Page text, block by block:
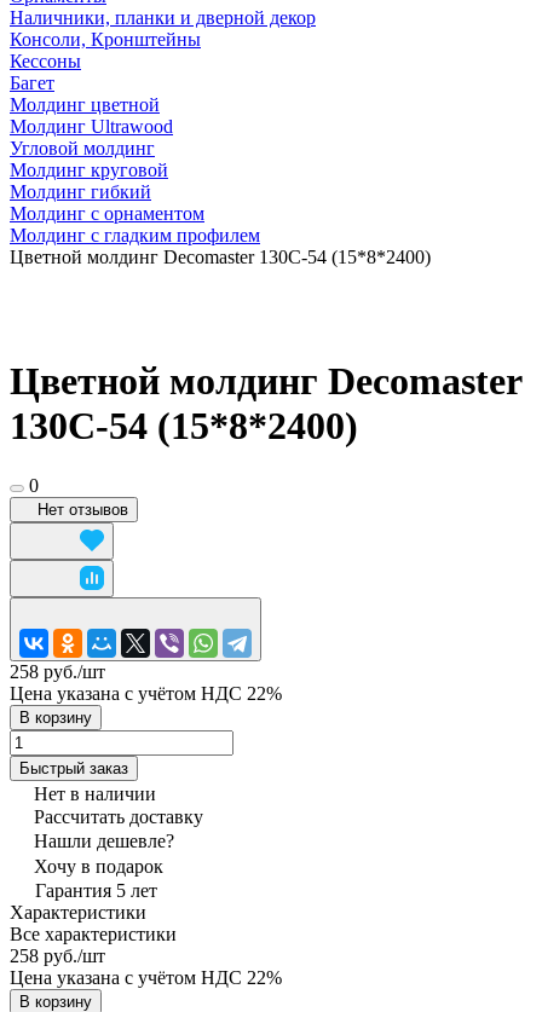
Наличники, планки и дверной декор
Консоли, Кронштейны
Кессоны
Багет
Молдинг цветной
Молдинг Ultrawood
Угловой молдинг
Молдинг круговой
Молдинг гибкий
Молдинг с орнаментом
Молдинг с гладким профилем
Цветной молдинг Decomaster 130C-54 (15*8*2400)
Цветной молдинг Decomaster
130C-54 (15*8*2400)
0
Нет отзывов
258 руб./шт
Цена указана с учётом НДС 22%
В корзину
Быстрый заказ
Нет в наличии
Рассчитать доставку
Нашли дешевле?
Хочу в подарок
Гарантия 5 лет
Характеристики
Все характеристики
258 руб./шт
Цена указана с учётом НДС 22%
В корзину